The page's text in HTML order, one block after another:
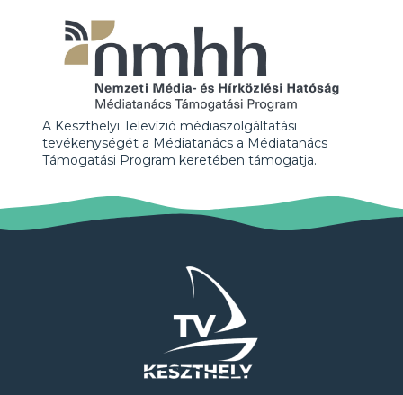
A Keszthelyi Televízió médiaszolgáltatási
tevékenységét a Médiatanács a Médiatanács
Támogatási Program keretében támogatja.